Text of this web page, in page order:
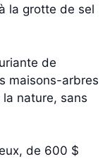
la grotte de sel
de
maisons-arbres
la nature, sans
de 600 $